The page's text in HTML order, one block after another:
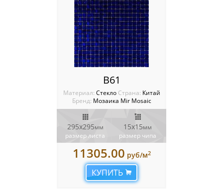
B61
Материал: Стекло Cтрана: Китай
Бренд: Мозаика Mir Mosaic
295х295мм
размер листа
15х15мм
размер чипа
11305.00 руб/м2
КУПИТЬ